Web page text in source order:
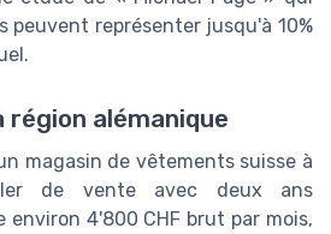
peuvent représenter jusqu'à 10%
région alémanique
magasin de vêtements suisse à
de vente avec deux ans
environ 4'800 CHF brut par mois,